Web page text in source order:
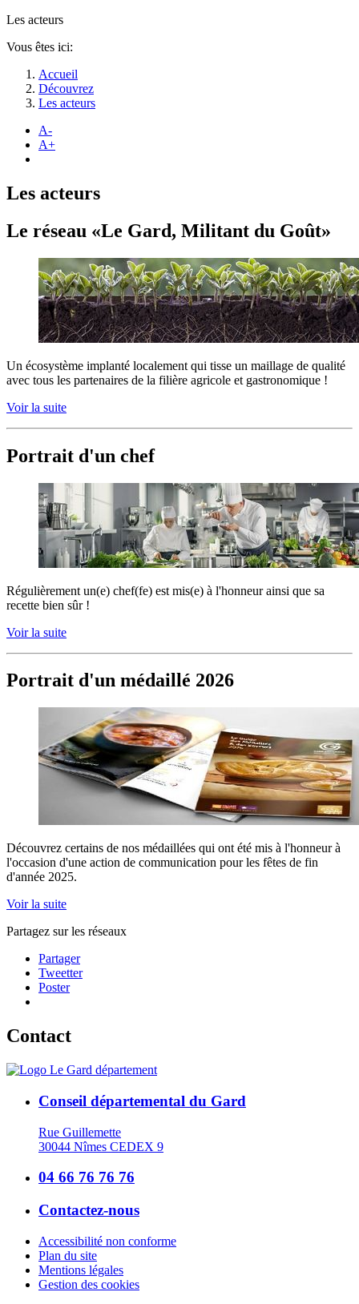
Les acteurs
Vous êtes ici:
Accueil
Découvrez
Les acteurs
A-
A+
Les acteurs
Le réseau «Le Gard, Militant du Goût»
Un écosystème implanté localement qui tisse un maillage de qualité
avec tous les partenaires de la filière agricole et gastronomique !
Voir la suite
Portrait d'un chef
Régulièrement un(e) chef(fe) est mis(e) à l'honneur ainsi que sa
recette bien sûr !
Voir la suite
Portrait d'un médaillé 2026
Découvrez certains de nos médaillées qui ont été mis à l'honneur à
l'occasion d'une action de communication pour les fêtes de fin
d'année 2025.
Voir la suite
Partagez sur les réseaux
Partager
Tweetter
Poster
Contact
Conseil départemental du Gard
Rue Guillemette
30044 Nîmes CEDEX 9
04 66 76 76 76
Contactez-nous
Accessibilité non conforme
Plan du site
Mentions légales
Gestion des cookies